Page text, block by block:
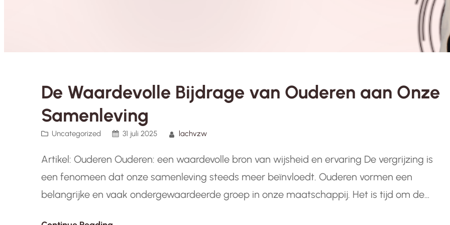
De Waardevolle Bijdrage van Ouderen aan Onze
Samenleving
Uncategorized 31 juli 2025 lachvzw
Artikel: Ouderen Ouderen: een waardevolle bron van wijsheid en ervaring De vergrijzing is
een fenomeen dat onze samenleving steeds meer beïnvloedt. Ouderen vormen een
belangrijke en vaak ondergewaardeerde groep in onze maatschappij. Het is tijd om de